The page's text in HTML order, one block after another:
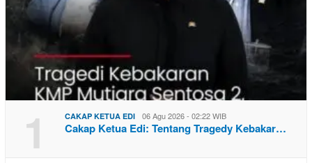
1 CAKAP KETUA EDI 06 Agu 2026 - 02:22 WIB
Cakap Ketua Edi: Tentang Tragedy Kebakar…